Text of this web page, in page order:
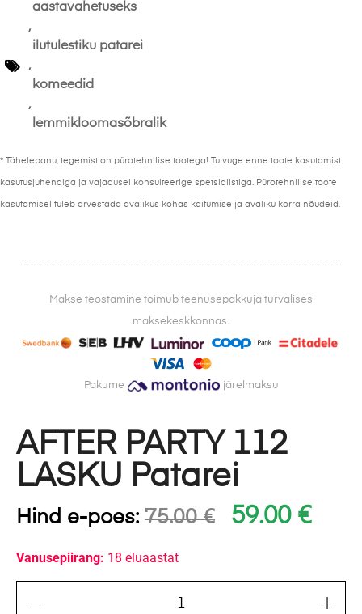
aastavahetuseks
,
ilutulestiku patarei
,
komeedid
,
lemmikloomasõbralik
* Tähelepanu, tegemist on pürotehnilise tootega! Tutvuge enne toote kasutamist
kasutusjuhendiga ja vajadusel konsulteerige spetsialistiga. Pürotehnilise toote
kasutamisel tuleb arvestada avalikus kohas käitumise ja avaliku korra nõudeid.
Makse teostamine toimub teenusepakkuja turvalises
maksekeskkonnas.
Pakume järelmaksu
AFTER PARTY 112
LASKU Patarei
Hind e-poes: 75.00€ 59.00 €
Vanusepiirang: 18 eluaastat